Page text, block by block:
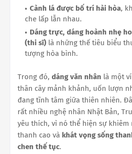
Cành lá được bố trí hài hòa,
che lấp lẫn nhau.
Dáng trực, dáng hoành nhẹ
(thi sĩ) là những thế tiêu biểu
tượng hòa bình.
Trong đó, dáng văn nhân là một
thân cây mảnh khảnh, uốn lượn
đang tĩnh tâm giữa thiên nhiên.
rất nhiều nghệ nhân Nhật Bản,
yêu thích, vì nó thể hiện sự
thanh cao và khát vọng sống
chen thế tục.